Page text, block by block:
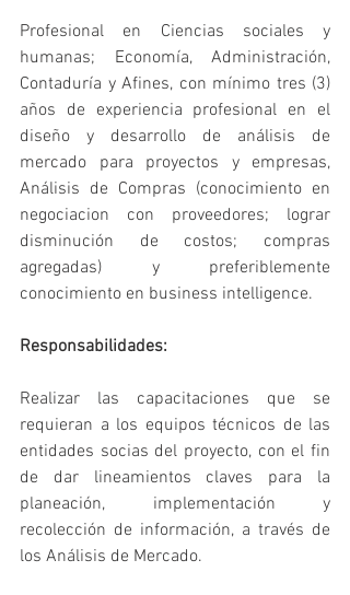
Profesional en Ciencias sociales y
humanas; Economía, Administración,
Contaduría y Afines, con mínimo tres (3)
años de experiencia profesional en el
diseño y desarrollo de análisis de
mercado para proyectos y empresas,
Análisis de Compras (conocimiento en
negociacion con proveedores; lograr
disminución de costos; compras
agregadas) y preferiblemente
conocimiento en business intelligence.
Responsabilidades:
Realizar las capacitaciones que se
requieran a los equipos técnicos de las
entidades socias del proyecto, con el fin
de dar lineamientos claves para la
planeación, implementación y
recolección de información, a través de
los Análisis de Mercado.